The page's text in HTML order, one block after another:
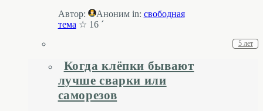
Автор: Аноним in: свободная
тема ☆ 16 ´
5 лет
Когда клёпки бывают
лучше сварки или
саморезов